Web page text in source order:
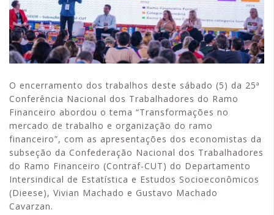
O encerramento dos trabalhos deste sábado (5) da 25ª
Conferência Nacional dos Trabalhadores do Ramo
Financeiro abordou o tema “Transformações no
mercado de trabalho e organização do ramo
financeiro”, com as apresentações dos economistas da
subseção da Confederação Nacional dos Trabalhadores
do Ramo Financeiro (Contraf-CUT) do Departamento
Intersindical de Estatística e Estudos Socioeconômicos
(Dieese), Vivian Machado e Gustavo Machado
Cavarzan.